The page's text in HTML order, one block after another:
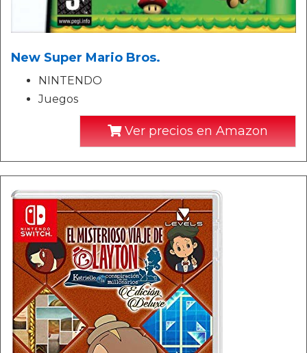
New Super Mario Bros.
NINTENDO
Juegos
Ver precios en Amazon